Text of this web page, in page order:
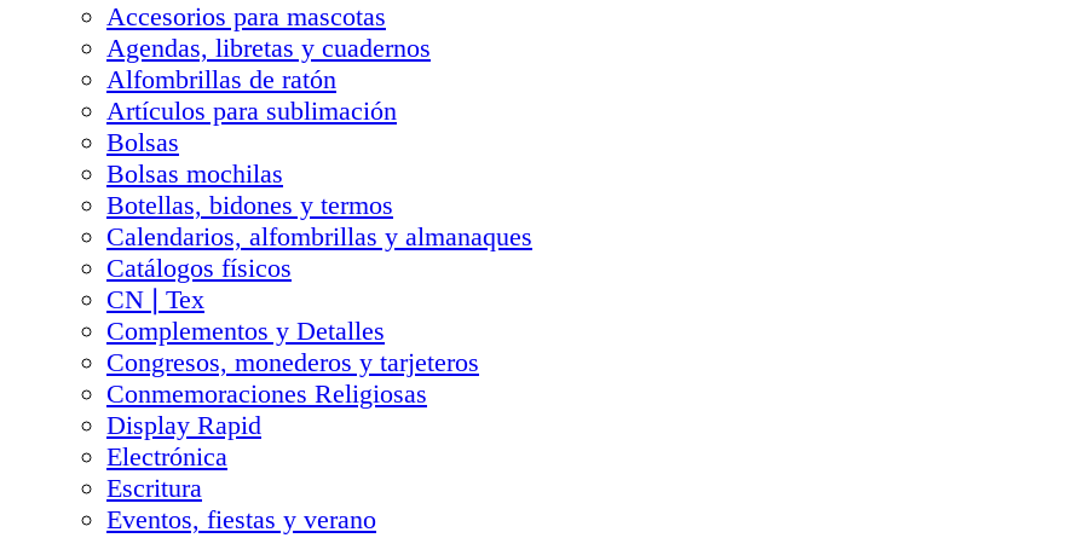
Accesorios para mascotas
Agendas, libretas y cuadernos
Alfombrillas de ratón
Artículos para sublimación
Bolsas
Bolsas mochilas
Botellas, bidones y termos
Calendarios, alfombrillas y almanaques
Catálogos físicos
CN❘Tex
Complementos y Detalles
Congresos, monederos y tarjeteros
Conmemoraciones Religiosas
Display Rapid
Electrónica
Escritura
Eventos, fiestas y verano